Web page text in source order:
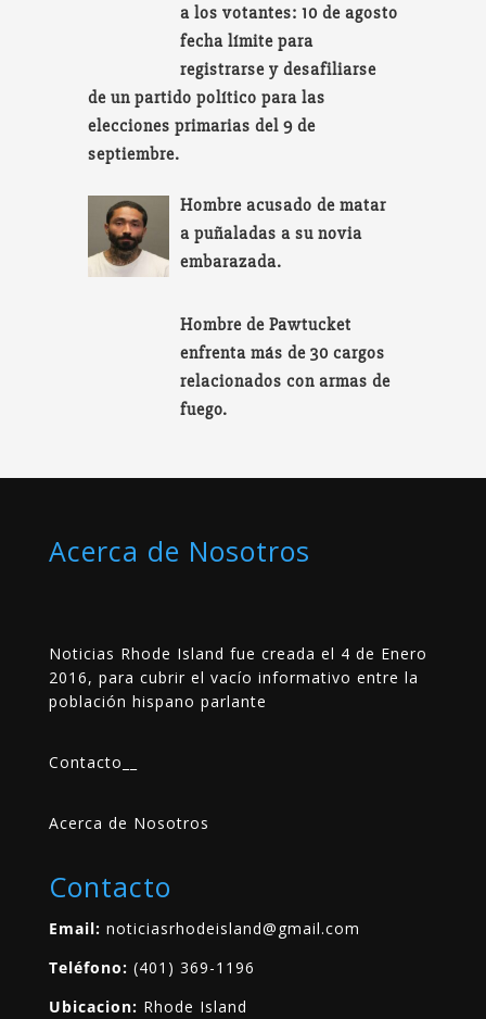
a los votantes: 10 de agosto
fecha límite para
registrarse y desafiliarse
de un partido político para las
elecciones primarias del 9 de
septiembre.
Hombre acusado de matar
a puñaladas a su novia
embarazada.
Hombre de Pawtucket
enfrenta más de 30 cargos
relacionados con armas de
fuego.
Acerca de Nosotros
Noticias Rhode Island fue creada el 4 de Enero
2016, para cubrir el vacío informativo entre la
población hispano parlante
Contacto
Acerca de Nosotros
Contacto
Email: noticiasrhodeisland@gmail.com
Teléfono: (401) 369-1196
Ubicacion: Rhode Island